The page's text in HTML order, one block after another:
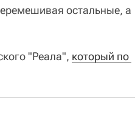
остальные, а
"Реала", который по